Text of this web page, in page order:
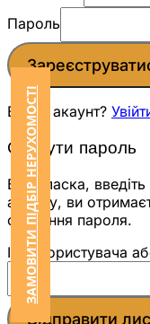
ЗАМОВИТИ ПІДБІР НЕРУХОМОСТІ
Пароль
Вже є акаунт?
Скинути пароль
Будь ласка,
адресу, ви
скидання пароля.
Ім'я користувача
Відправити